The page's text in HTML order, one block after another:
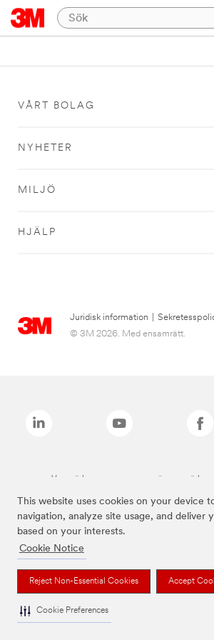
This website uses cookies on your device
navigation, analyze site usage, and deliver
based on your interests.
Cookie Notice
Reject Non-Essential Cookies Accept
Cookie Preferences
VÅRT BOLAG
NYHETER
MILJÖ
HJÄLP
Juridisk information
© 3M 2026. Med ensamrätt.
Varumärken som anges ovan är varumärken